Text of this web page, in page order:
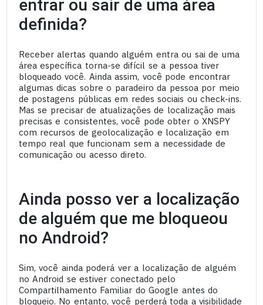
entrar ou sair de uma área
definida?
Receber alertas quando alguém entra ou sai de uma
área específica torna-se difícil se a pessoa tiver
bloqueado você. Ainda assim, você pode encontrar
algumas dicas sobre o paradeiro da pessoa por meio
de postagens públicas em redes sociais ou check-ins.
Mas se precisar de atualizações de localização mais
precisas e consistentes, você pode obter o XNSPY
com recursos de geolocalização e localização em
tempo real que funcionam sem a necessidade de
comunicação ou acesso direto.
Ainda posso ver a localização
de alguém que me bloqueou
no Android?
Sim, você ainda poderá ver a localização de alguém
no Android se estiver conectado pelo
Compartilhamento Familiar do Google antes do
bloqueio. No entanto, você perderá toda a visibilidade